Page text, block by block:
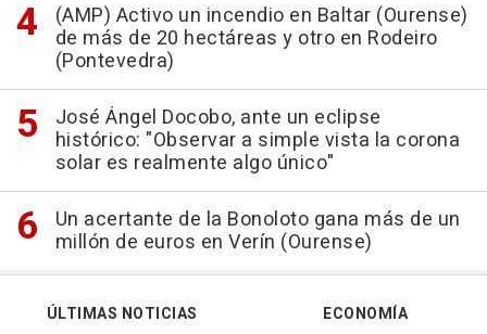
(AMP) Activo un incendio en Baltar (Ourense)
de más de 20 hectáreas y otro en Rodeiro
(Pontevedra)
José Ángel Docobo, ante un eclipse
histórico: "Observar a simple vista la corona
solar es realmente algo único"
Un acertante de la Bonoloto gana más de un
millón de euros en Verín (Ourense)
ÚLTIMAS NOTICIAS
ECONOMÍA